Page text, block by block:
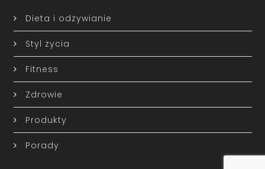
Dieta i odżywianie
Styl życia
Fitness
Zdrowie
Produkty
Porady